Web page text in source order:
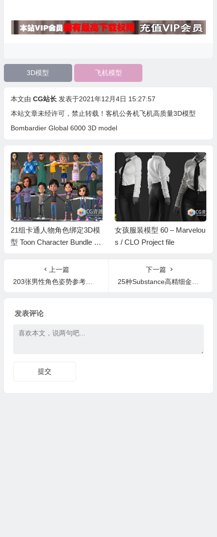
3D模型 飞机模型
本文由 CG站长 发表于2021年12月4日 15:27:57
本站文章未经许可，禁止转载！ 客机公务机飞机高质量3D模型
Bombardier Global 6000 3D model
21组卡通人物角色绑定3D模
型 Toon Character Bundle –
女孩服装模型 60 – Marvelou
s / CLO Project file
上一篇
203张男性角色姿势参考图片
下一篇
25种Substance高精细金属智能材质预设 spsm格式
发表评论